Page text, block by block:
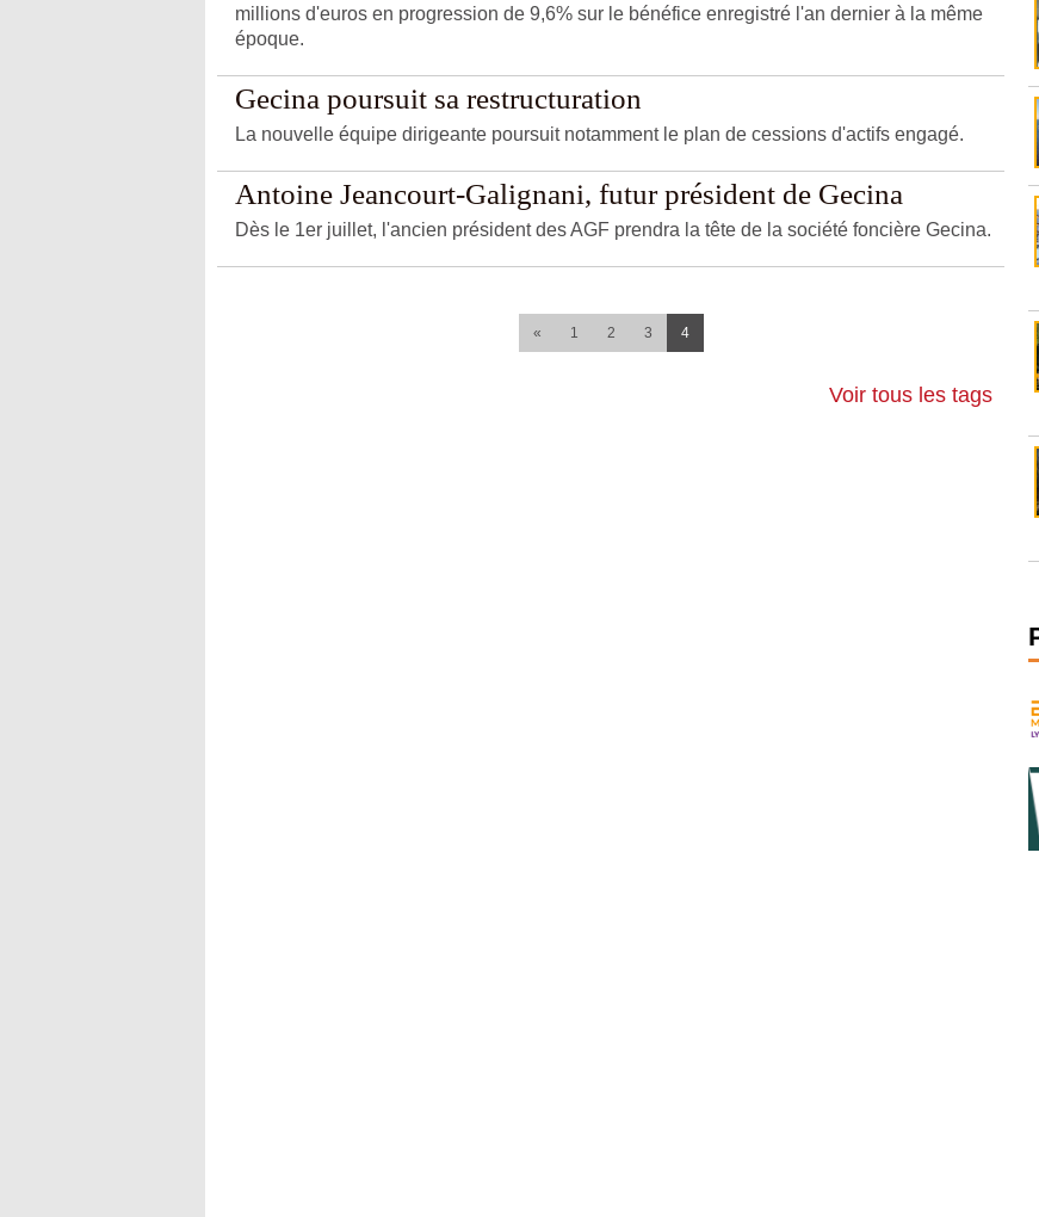
millions d'euros en progression de 9,6% sur le bénéfice enregistré l'an dernier à la même
époque.
Gecina poursuit sa restructuration
La nouvelle équipe dirigeante poursuit notamment le plan de cessions d'actifs engagé.
Antoine Jeancourt-Galignani, futur président de Gecina
Dès le 1er juillet, l'ancien président des AGF prendra la tête de la société foncière Gecina.
« 1 2 3 4(current)
Voir tous les tags